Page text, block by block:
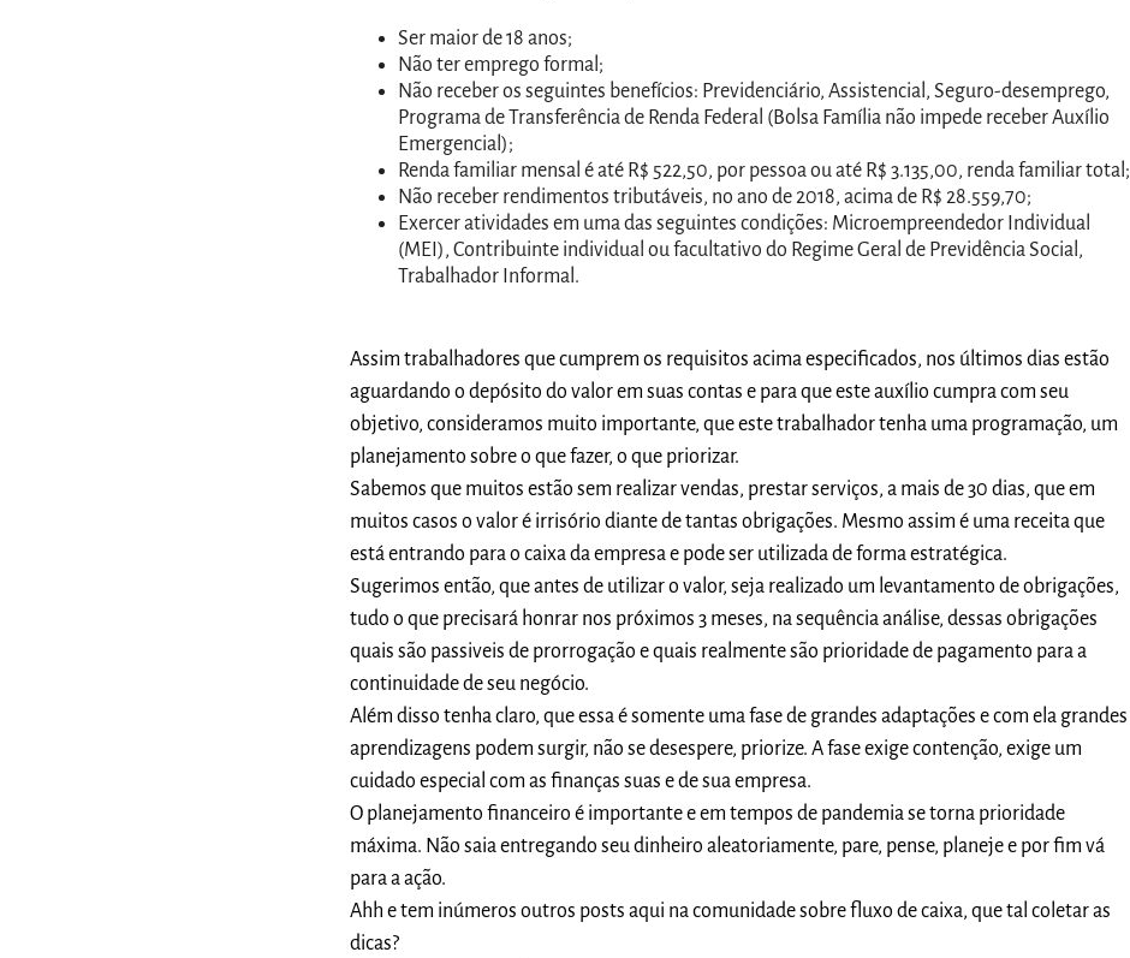
Ser maior de 18 anos;
Não ter emprego formal;
Não receber os seguintes benefícios: Previdenciário, Assistencial, Seguro-desemprego,
Programa de Transferência de Renda Federal (Bolsa Família não impede receber Auxílio
Emergencial);
Renda familiar mensal é até R$ 522,50, por pessoa ou até R$ 3.135,00, renda familiar total;
Não receber rendimentos tributáveis, no ano de 2018, acima de R$ 28.559,70;
Exercer atividades em uma das seguintes condições: Microempreendedor Individual
(MEI), Contribuinte individual ou facultativo do Regime Geral de Previdência Social,
Trabalhador Informal.
Assim trabalhadores que cumprem os requisitos acima especificados, nos últimos dias estão
aguardando o depósito do valor em suas contas e para que este auxílio cumpra com seu
objetivo, consideramos muito importante, que este trabalhador tenha uma programação, um
planejamento sobre o que fazer, o que priorizar.
Sabemos que muitos estão sem realizar vendas, prestar serviços, a mais de 30 dias, que em
muitos casos o valor é irrisório diante de tantas obrigações. Mesmo assim é uma receita que
está entrando para o caixa da empresa e pode ser utilizada de forma estratégica.
Sugerimos então, que antes de utilizar o valor, seja realizado um levantamento de obrigações,
tudo o que precisará honrar nos próximos 3 meses, na sequência análise, dessas obrigações
quais são passiveis de prorrogação e quais realmente são prioridade de pagamento para a
continuidade de seu negócio.
Além disso tenha claro, que essa é somente uma fase de grandes adaptações e com ela grandes
aprendizagens podem surgir, não se desespere, priorize. A fase exige contenção, exige um
cuidado especial com as finanças suas e de sua empresa.
O planejamento financeiro é importante e em tempos de pandemia se torna prioridade
máxima. Não saia entregando seu dinheiro aleatoriamente, pare, pense, planeje e por fim vá
para a ação.
Ahh e tem inúmeros outros posts aqui na comunidade sobre fluxo de caixa, que tal coletar as
dicas?